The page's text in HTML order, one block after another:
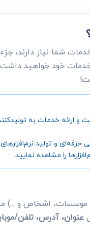
شما نیاز دارند، جزء
خود خواهید
شرکت‌ها، موسسات، اشخاص و ... ، از سال 1392 تاکنون مشغول فعالیت و ارائه
و تولید نرم‌افزارهای
را مشاهده نمایید.
موسسات، اشخاص و ...)
عنوان، آدرس، تلفن/